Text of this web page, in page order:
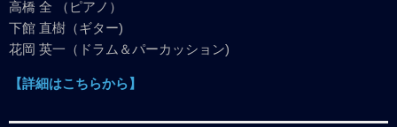
高橋 全 （ピアノ）
下館 直樹（ギター)
花岡 英一（ドラム＆パーカッション)
【詳細はこちらから】